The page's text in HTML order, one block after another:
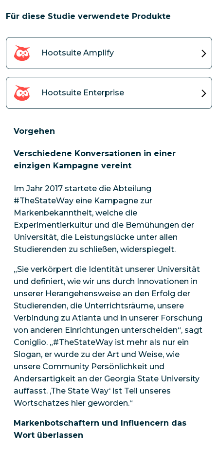
Für diese Studie verwendete Produkte
Hootsuite Amplify
Hootsuite Enterprise
Vorgehen
Verschiedene Konversationen in einer
einzigen Kampagne vereint
Im Jahr 2017 startete die Abteilung
#TheStateWay eine Kampagne zur
Markenbekanntheit, welche die
Experimentierkultur und die Bemühungen der
Universität, die Leistungslücke unter allen
Studierenden zu schließen, widerspiegelt.
„Sie verkörpert die Identität unserer Universität
und definiert, wie wir uns durch Innovationen in
unserer Herangehensweise an den Erfolg der
Studierenden, die Unterrichtsräume, unsere
Verbindung zu Atlanta und in unserer Forschung
von anderen Einrichtungen unterscheiden“, sagt
Coniglio. „#TheStateWay ist mehr als nur ein
Slogan, er wurde zu der Art und Weise, wie
unsere Community Persönlichkeit und
Andersartigkeit an der Georgia State University
auffasst. ‚The State Way‘ ist Teil unseres
Wortschatzes hier geworden.“
Markenbotschaftern und Influencern das
Wort überlassen